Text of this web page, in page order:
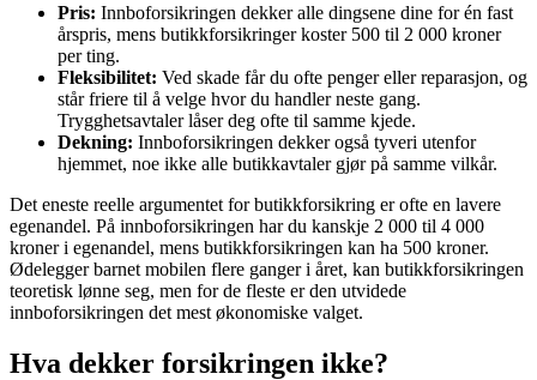
Pris: Innboforsikringen dekker alle dingsene dine for én fast
årspris, mens butikkforsikringer koster 500 til 2 000 kroner
per ting.
Fleksibilitet: Ved skade får du ofte penger eller reparasjon, og
står friere til å velge hvor du handler neste gang.
Trygghetsavtaler låser deg ofte til samme kjede.
Dekning: Innboforsikringen dekker også tyveri utenfor
hjemmet, noe ikke alle butikkavtaler gjør på samme vilkår.
Det eneste reelle argumentet for butikkforsikring er ofte en lavere
egenandel. På innboforsikringen har du kanskje 2 000 til 4 000
kroner i egenandel, mens butikkforsikringen kan ha 500 kroner.
Ødelegger barnet mobilen flere ganger i året, kan butikkforsikringen
teoretisk lønne seg, men for de fleste er den utvidede
innboforsikringen det mest økonomiske valget.
Hva dekker forsikringen ikke?